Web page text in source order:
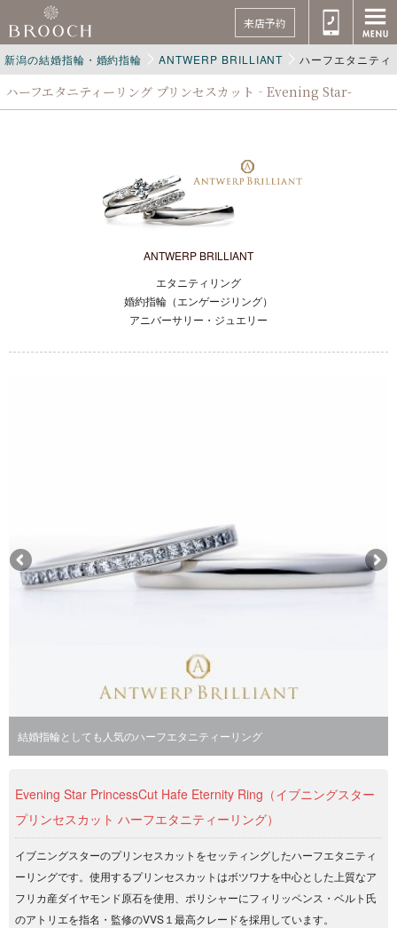
来店予約
新潟の結婚指輪・婚約指輪 ANTWERP BRILLIANT ハーフエタニテ
ハーフエタニティーリング プリンセスカット‐Evening Star-
ANTWERP BRILLIANT
エタニティリング
婚約指輪（エンゲージリング）
アニバーサリー・ジュエリー
結婚指輪としても人気のハーフエタニティーリング
Evening Star PrincessCut Hafe Eternity Ring（イブニングスター
プリンセスカット ハーフエタニティーリング）
イブニングスターのプリンセスカットをセッティングしたハーフエタニティ
ーリングです。使用するプリンセスカットはボツワナを中心とした上質なア
フリカ産ダイヤモンド原石を使用、ポリシャーにフィリッペンス・ベルト氏
のアトリエを指名・監修のVVS１最高クレードを採用しています。